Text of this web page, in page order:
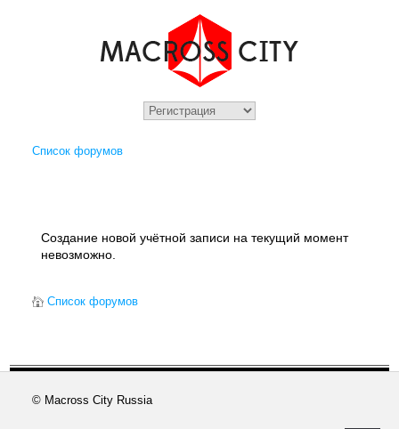
Список форумов
Создание новой учётной записи на текущий момент
невозможно.
Список форумов
© Macross City Russia